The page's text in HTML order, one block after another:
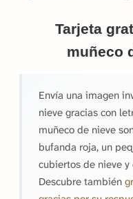
Tarjeta
muñeco
Envía una imagen
nieve gracias con
muñeco de nieve
bufanda roja, un
cubiertos de nieve
Descubre también